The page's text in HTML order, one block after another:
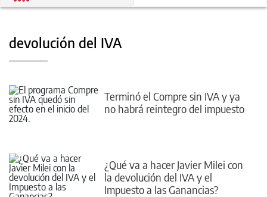
devolución del IVA
Terminó el Compre sin IVA y ya
no habrá reintegro del impuesto
¿Qué va a hacer Javier Milei con
la devolución del IVA y el
Impuesto a las Ganancias?